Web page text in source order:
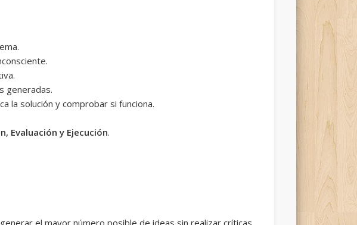
generadas.
la solución y comprobar si funciona.
Evaluación y Ejecución.
el mayor número posible de ideas sin realizar críticas